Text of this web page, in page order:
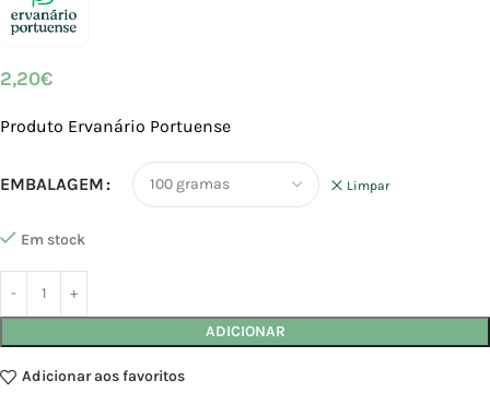
2,20€
Produto Ervanário Portuense
EMBALAGEM Limpar
Em stock
ADICIONAR
Adicionar aos favoritos